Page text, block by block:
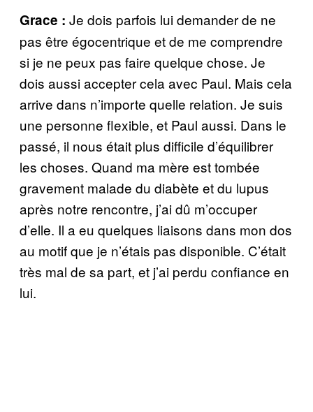
Grace : Je dois parfois lui demander de ne
pas être égocentrique et de me comprendre
si je ne peux pas faire quelque chose. Je
dois aussi accepter cela avec Paul. Mais cela
arrive dans n’importe quelle relation. Je suis
une personne flexible, et Paul aussi. Dans le
passé, il nous était plus difficile d’équilibrer
les choses. Quand ma mère est tombée
gravement malade du diabète et du lupus
après notre rencontre, j’ai dû m’occuper
d’elle. Il a eu quelques liaisons dans mon dos
au motif que je n’étais pas disponible. C’était
très mal de sa part, et j’ai perdu confiance en
lui.